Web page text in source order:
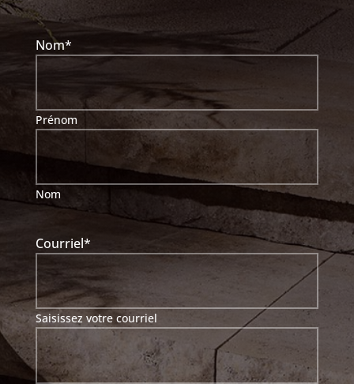
Nom*
Prénom
Nom
Courriel*
Saisissez votre courriel